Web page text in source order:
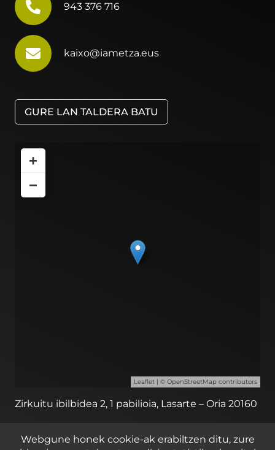
943 376 716
kaixo@iametza.eus
GURE LAN TALDERA BATU
+
−
Leaflet | © OpenStreetMap contributors
Zirkuitu ibilbidea 2, 1 pabilioia, Lasarte – Oria 20160
© 2023 iametza interaktiboa
Webgune honek cookie-ak erabiltzen ditu, zure